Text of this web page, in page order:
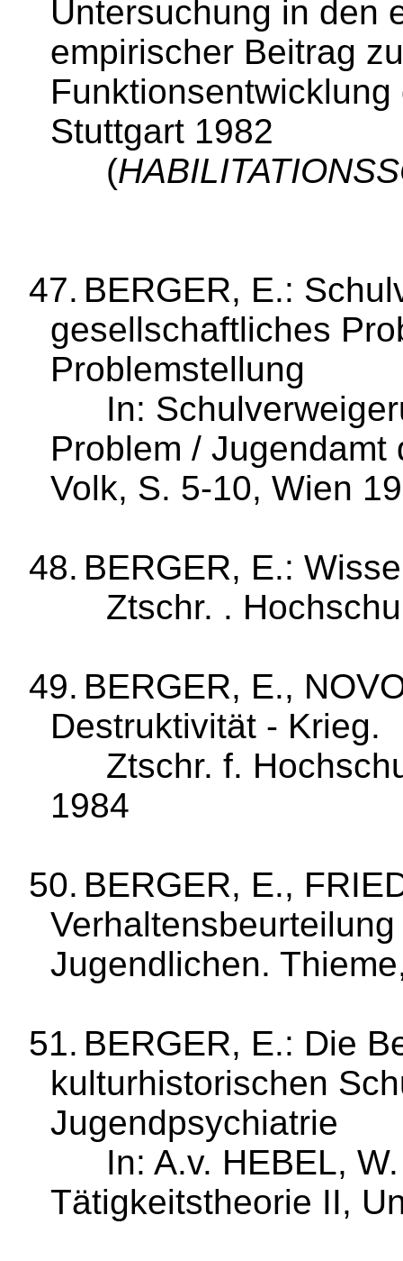
Untersuchung in den
empirischer Beitrag
Stuttgart 1982
(
47. BERGER, E.:
gesellschaftliches
Problemstellung
In:
Problem /
Volk, S. 5‑10, Wien
48. BERGER, E.:
Ztschr. .
49. BERGER, E.,
Destruktivität - Krieg.
Ztschr. f.
1984
50. BERGER, E.,
Jugendlichen.
51. BERGER, E.: Die
kulturhistorischen
Jugendpsychiatrie
In: A.v. HEBEL,
Tätig­keitstheorie II,